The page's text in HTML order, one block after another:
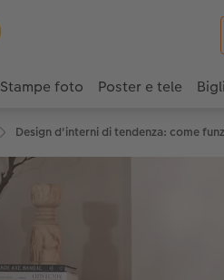
Stampe foto Poster e tele
Design d'interni di tendenza: come